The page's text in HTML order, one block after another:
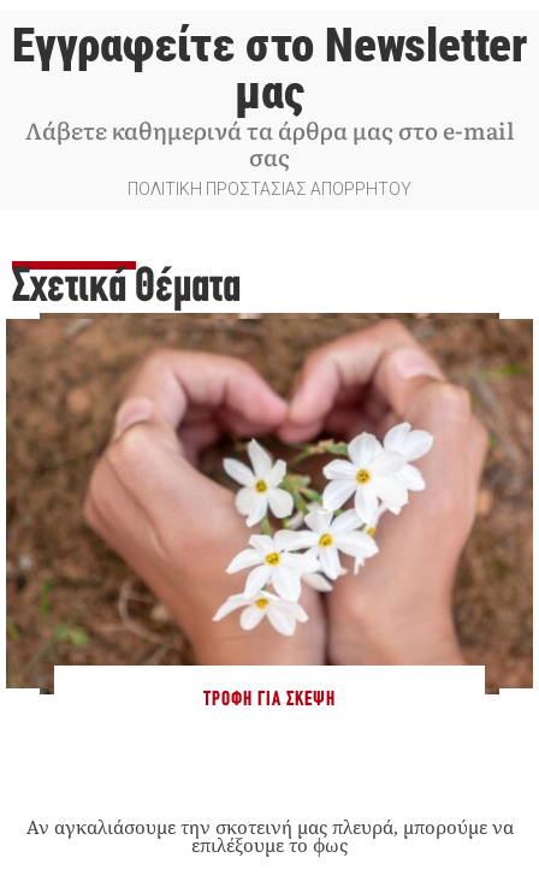
Εγγραφείτε στο Newsletter
μας
Λάβετε καθημερινά τα άρθρα μας στο e-mail
σας
ΠΟΛΙΤΙΚΗ ΠΡΟΣΤΑΣΙΑΣ ΑΠΟΡΡΗΤΟΥ
Σχετικά Θέματα
ΤΡΟΦΉ ΓΙΑ ΣΚΈΨΗ
Αν αγκαλιάσουμε την σκοτεινή μας πλευρά, μπορούμε να
επιλέξουμε το φως